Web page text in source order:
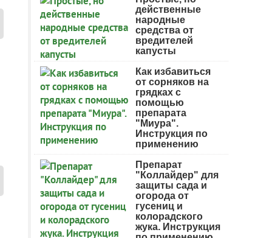
действенные
народные
средства от
вредителей
капусты
Как избавиться
от сорняков на
грядках с
помощью
препарата
"Миура".
Инструкция по
применению
Препарат
"Коллайдер" для
защиты сада и
огорода от
гусениц и
колорадского
жука. Инструкция